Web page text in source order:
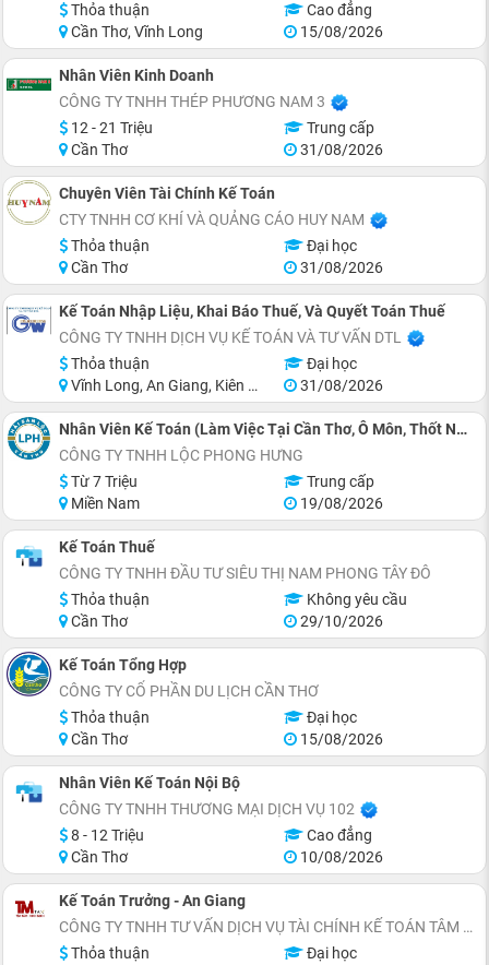
Thỏa thuận
Cao đẳng
Cần Thơ, Vĩnh Long
15/08/2026
Nhân Viên Kinh Doanh
CÔNG TY TNHH THÉP PHƯƠNG NAM 3
12 - 21 Triệu
Trung cấp
Cần Thơ
31/08/2026
Chuyên Viên Tài Chính Kế Toán
CTY TNHH CƠ KHÍ VÀ QUẢNG CÁO HUY NAM
Thỏa thuận
Đại học
Cần Thơ
31/08/2026
Kế Toán Nhập Liệu, Khai Báo Thuế, Và Quyết Toán Thuế
CÔNG TY TNHH DỊCH VỤ KẾ TOÁN VÀ TƯ VẤN DTL
Thỏa thuận
Đại học
Vĩnh Long, An Giang, Kiên Giang, Đồng Tháp, Hậu Giang, Sóc Trăng
31/08/2026
Nhân Viên Kế Toán (Làm Việc Tại Cần Thơ, Ô Môn, Thốt Nốt, Ngã Bảy, Sađéc, Côn Đảo)
CÔNG TY TNHH LỘC PHONG HƯNG
Từ 7 Triệu
Trung cấp
Miền Nam
19/08/2026
Kế Toán Thuế
CÔNG TY TNHH ĐẦU TƯ SIÊU THỊ NAM PHONG TÂY ĐÔ
Thỏa thuận
Không yêu cầu
Cần Thơ
29/10/2026
Kế Toán Tổng Hợp
CÔNG TY CỔ PHẦN DU LỊCH CẦN THƠ
Thỏa thuận
Đại học
Cần Thơ
15/08/2026
Nhân Viên Kế Toán Nội Bộ
CÔNG TY TNHH THƯƠNG MẠI DỊCH VỤ 102
8 - 12 Triệu
Cao đẳng
Cần Thơ
10/08/2026
Kế Toán Trưởng - An Giang
CÔNG TY TNHH TƯ VẤN DỊCH VỤ TÀI CHÍNH KẾ TOÁN TÂM MINH
Thỏa thuận
Đại học